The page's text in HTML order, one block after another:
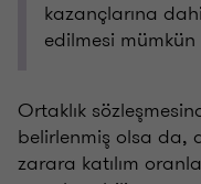
kazançlarına
edilmesi
Ortaklık
belirlenmiş olsa da,
zarara katılım